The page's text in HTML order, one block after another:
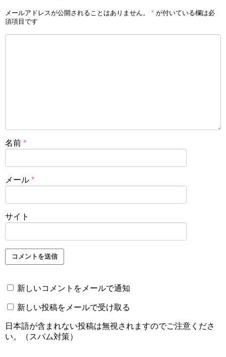
メールアドレスが公開されることはありません。 * が付いている欄は必
須項目です
名前 *
メール *
サイト
新しいコメントをメールで通知
新しい投稿をメールで受け取る
日本語が含まれない投稿は無視されますのでご注意くださ
い。（スパム対策）